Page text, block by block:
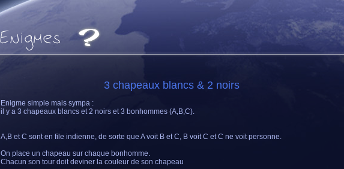
3 chapeaux blancs & 2 noirs
Enigme simple mais sympa :
il y a 3 chapeaux blancs et 2 noirs et 3 bonhommes (A,B,C).
A,B et C sont en file indienne, de sorte que A voit B et C, B voit C et C ne voit personne.
On place un chapeau sur chaque bonhomme.
Chacun son tour doit deviner la couleur de son chapeau